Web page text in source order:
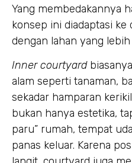
Yang membedakannya
konsep ini diadaptasi
dengan lahan yang
Inner courtyard
alam seperti tanaman,
sekadar hamparan
bukan hanya estetika,
paru” rumah, tempat
panas keluar. Karena